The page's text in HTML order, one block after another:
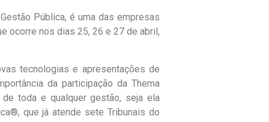
Pública, é uma das empresas
ocorre nos dias 25, 26 e 27 de abril,
tecnologias e apresentações de
da participação da Thema
toda e qualquer gestão, seja ela
que já atende sete Tribunais do